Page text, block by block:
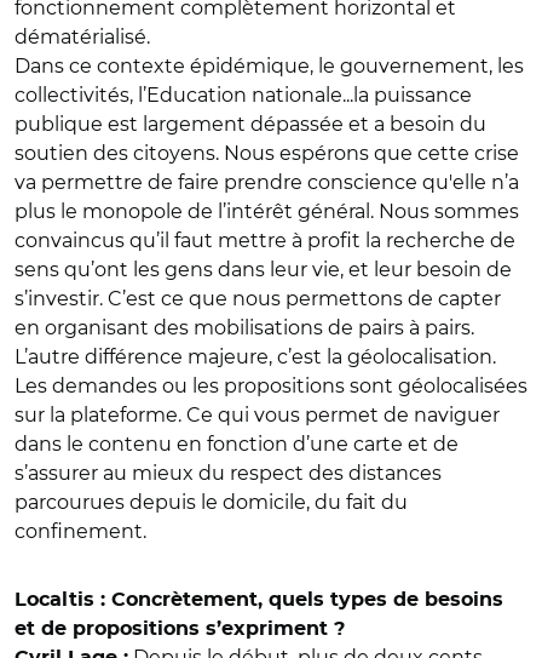
fonctionnement complètement horizontal et
dématérialisé.
Dans ce contexte épidémique, le gouvernement, les
collectivités, l’Education nationale...la puissance
publique est largement dépassée et a besoin du
soutien des citoyens. Nous espérons que cette crise
va permettre de faire prendre conscience qu'elle n’a
plus le monopole de l’intérêt général. Nous sommes
convaincus qu’il faut mettre à profit la recherche de
sens qu’ont les gens dans leur vie, et leur besoin de
s’investir. C’est ce que nous permettons de capter
en organisant des mobilisations de pairs à pairs.
L’autre différence majeure, c’est la géolocalisation.
Les demandes ou les propositions sont géolocalisées
sur la plateforme. Ce qui vous permet de naviguer
dans le contenu en fonction d’une carte et de
s’assurer au mieux du respect des distances
parcourues depuis le domicile, du fait du
confinement.
Localtis : Concrètement, quels types de besoins
et de propositions s’expriment ?